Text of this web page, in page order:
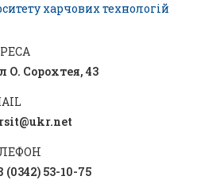
харчових технологій
О. Сорохтея, 43
(0342) 53-10-75